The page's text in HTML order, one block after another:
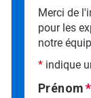
Merci de
pour les
notre
* indique
Prénom